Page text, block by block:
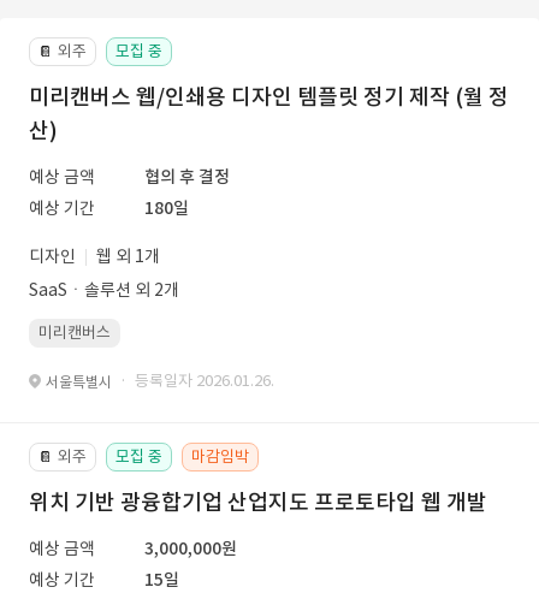
📔 외주 모집 중
미리캔버스 웹/인쇄용 디자인 템플릿 정기 제작 (월 정
산)
예상 금액
협의 후 결정
예상 기간
180일
디자인
웹 외 1개
SaaSㆍ솔루션 외 2개
미리캔버스
서울특별시 · 등록일자 2026.01.26.
📔 외주 모집 중 마감임박
위치 기반 광융합기업 산업지도 프로토타입 웹 개발
예상 금액
3,000,000원
예상 기간
15일